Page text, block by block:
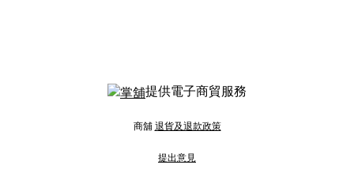
提供電子商貿服務
商舖 退貨及退款政策
提出意見